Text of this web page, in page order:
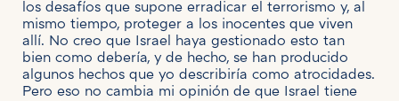
los desafíos que supone erradicar el terrorismo y, al
mismo tiempo, proteger a los inocentes que viven
allí. No creo que Israel haya gestionado esto tan
bien como debería, y de hecho, se han producido
algunos hechos que yo describiría como atrocidades.
Pero eso no cambia mi opinión de que Israel tiene